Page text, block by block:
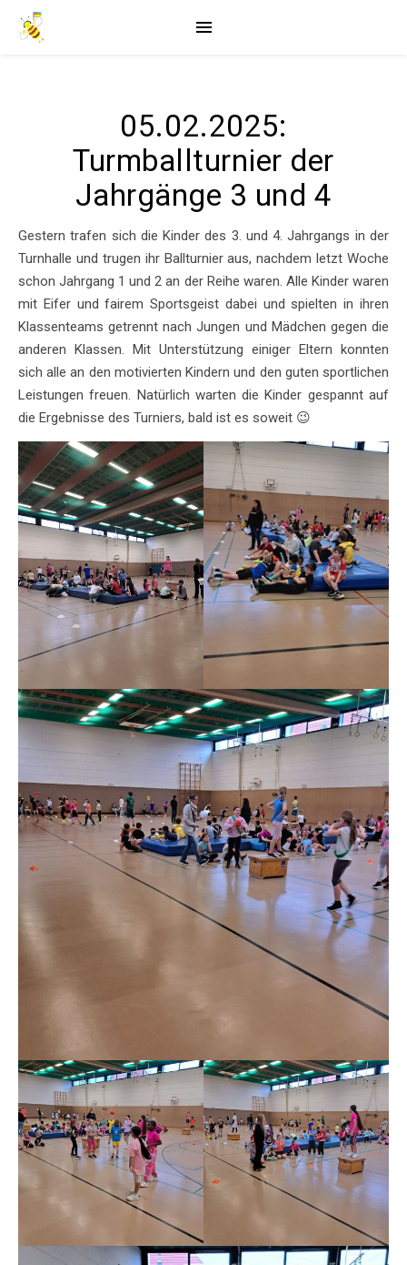
05.02.2025:
Turmballturnier der
Jahrgänge 3 und 4
Gestern trafen sich die Kinder des 3. und 4. Jahrgangs in der
Turnhalle und trugen ihr Ballturnier aus, nachdem letzt Woche
schon Jahrgang 1 und 2 an der Reihe waren. Alle Kinder waren
mit Eifer und fairem Sportsgeist dabei und spielten in ihren
Klassenteams getrennt nach Jungen und Mädchen gegen die
anderen Klassen. Mit Unterstützung einiger Eltern konnten
sich alle an den motivierten Kindern und den guten sportlichen
Leistungen freuen. Natürlich warten die Kinder gespannt auf
die Ergebnisse des Turniers, bald ist es soweit 😉